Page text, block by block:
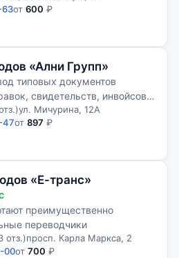
требования и найдем
сотрудничества
63от 600 ₽
«Ални Групп»
типовых документов
свидетельств, инвойсов и
ул. Мичурина, 12А
47от 897 ₽
«Е-транс»
преимущественно
переводчики
отз.)просп. Карла Маркса, 2
00от 700 ₽